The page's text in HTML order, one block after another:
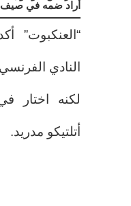
أراد ضمه في صيف
“العنكبوت”
النادي
لكنه اختار
أتلتيكو مدريد.